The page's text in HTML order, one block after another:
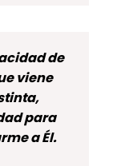
de
viene
para
a Él.